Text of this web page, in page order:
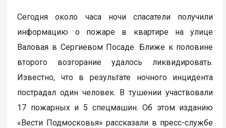
Сегодня около часа ночи спасатели получили
информацию о пожаре в квартире на улице
Валовая в Сергиевом Посаде. Ближе к половине
второго возгорание удалось ликвидировать.
Известно, что в результате ночного инцидента
пострадал один человек. В тушении участвовали
17 пожарных и 5 спецмашин. Об этом изданию
«Вести Подмосковья» рассказали в пресс-службе